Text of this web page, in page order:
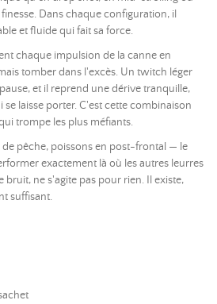
Dans chaque configuration, il
et fluide qui fait sa force.
chaque impulsion de la canne en
tomber dans l'excès. Un twitch léger
et il reprend une dérive tranquille,
laisse porter. C'est cette combinaison
trompe les plus méfiants.
de pêche, poissons en post-frontal — le
exactement là où les autres leurres
bruit, ne s'agite pas pour rien. Il existe,
suffisant.